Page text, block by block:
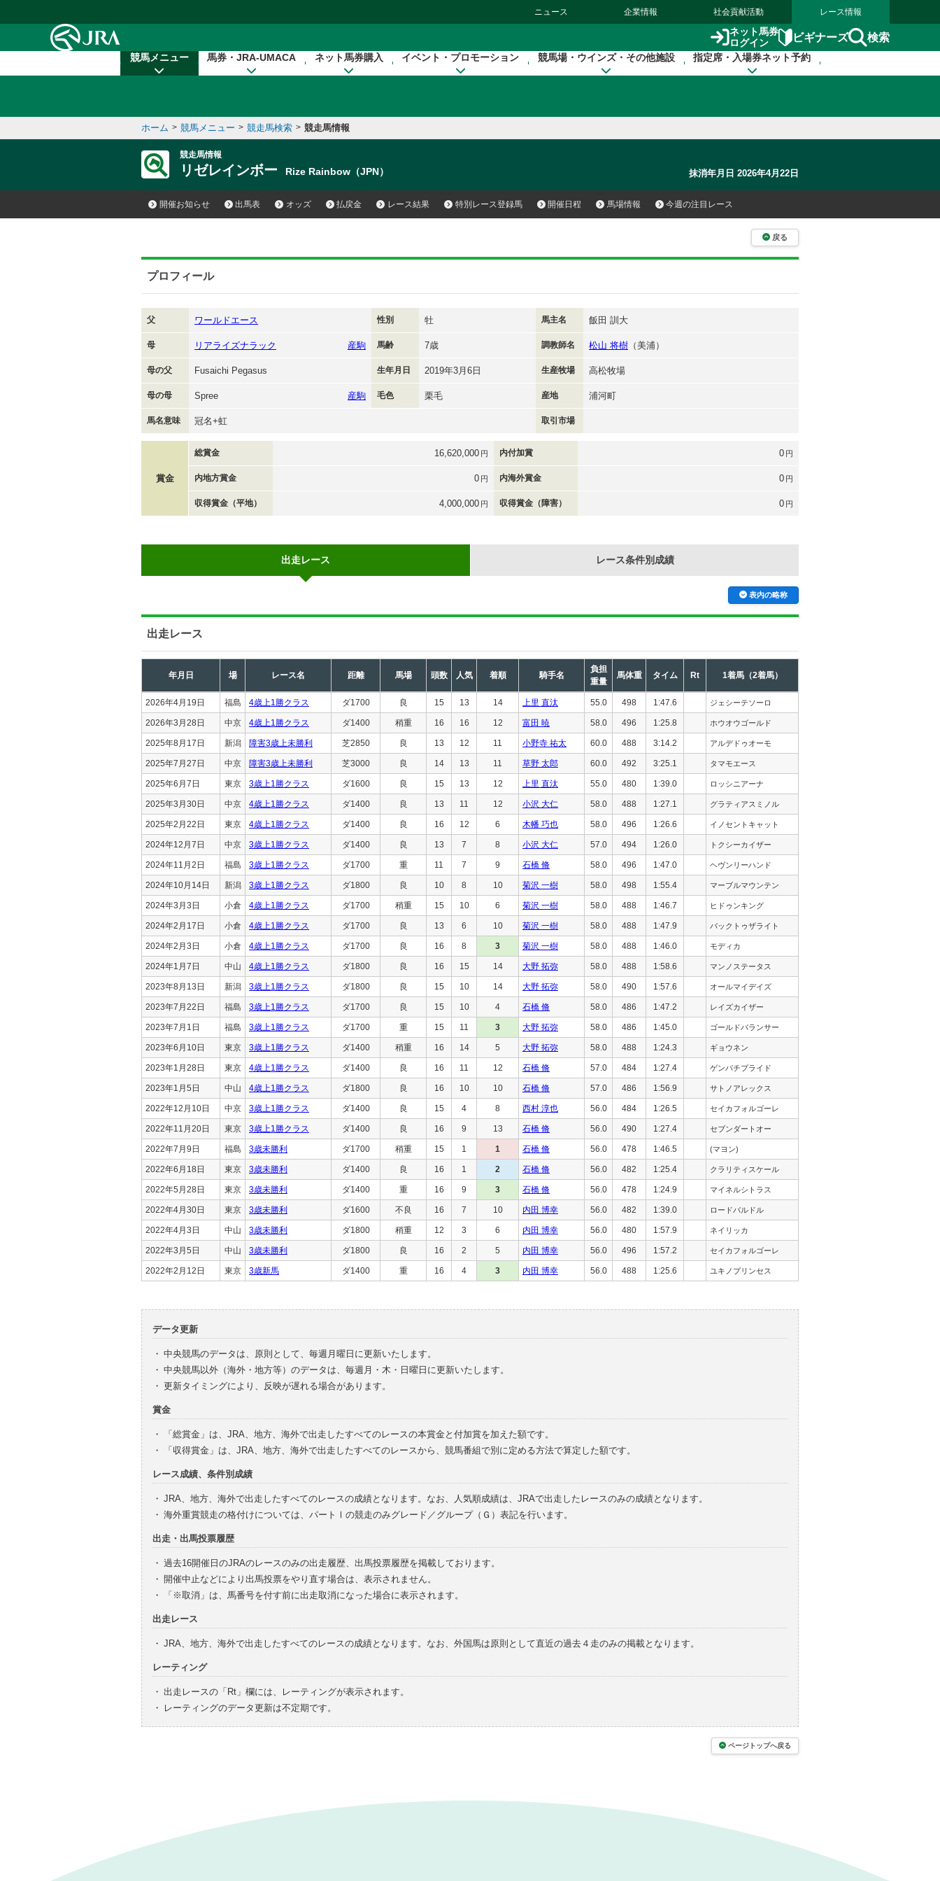
ニュース 企業情報 社会貢献活動 レース情報
ネット馬券
ログイン
ビギナーズ 検索
競馬メニュー 馬券・JRA-UMACA ネット馬券購入 イベント・プロモーション 競馬場・ウインズ・その他施設 指定席・入場券ネット予約
ホーム > 競馬メニュー > 競走馬検索 > 競走馬情報
競走馬情報
リゼレインボー Rize Rainbow（JPN） 抹消年月日 2026年4月22日
開催お知らせ 出馬表 オッズ 払戻金 レース結果 特別レース登録馬 開催日程 馬場情報 今週の注目レース
戻る
プロフィール
父 ワールドエース 性別 牡 馬主名 飯田 訓大
母 リアライズナラック 産駒 馬齢 7歳 調教師名 松山 将樹 （美浦）
母の父 Fusaichi Pegasus 生年月日 2019年3月6日 生産牧場 高松牧場
母の母 Spree 産駒 毛色 栗毛 産地 浦河町
馬名意味 冠名+虹 取引市場
賞金
総賞金 16,620,000 円 内付加賞 0 円
内地方賞金 0 円 内海外賞金 0 円
収得賞金（平地） 4,000,000 円 収得賞金（障害） 0 円
出走レース レース条件別成績
表内の略称
出走レース
年月日 場 レース名 距離 馬場 頭数 人気 着順 騎手名
負担
重量
馬体重 タイム Rt 1着馬（2着馬）
2026年4月19日 福島 4歳上1勝クラス ダ1700 良 15 13 14 上里 直汰 55.0 498 1:47.6 ジェシーテソーロ
2026年3月28日 中京 4歳上1勝クラス ダ1400 稍重 16 16 12 富田 暁 58.0 496 1:25.8 ホウオウゴールド
2025年8月17日 新潟 障害3歳上未勝利 芝2850 良 13 12 11 小野寺 祐太 60.0 488 3:14.2 アルデドゥオーモ
2025年7月27日 中京 障害3歳上未勝利 芝3000 良 14 13 11 草野 太郎 60.0 492 3:25.1 タマモエース
2025年6月7日 東京 3歳上1勝クラス ダ1600 良 15 13 12 上里 直汰 55.0 480 1:39.0 ロッシニアーナ
2025年3月30日 中京 4歳上1勝クラス ダ1400 良 13 11 12 小沢 大仁 58.0 488 1:27.1 グラティアスミノル
2025年2月22日 東京 4歳上1勝クラス ダ1400 良 16 12 6 木幡 巧也 58.0 496 1:26.6 イノセントキャット
2024年12月7日 中京 3歳上1勝クラス ダ1400 良 13 7 8 小沢 大仁 57.0 494 1:26.0 トクシーカイザー
2024年11月2日 福島 3歳上1勝クラス ダ1700 重 11 7 9 石橋 脩 58.0 496 1:47.0 ヘヴンリーハンド
2024年10月14日 新潟 3歳上1勝クラス ダ1800 良 10 8 10 菊沢 一樹 58.0 498 1:55.4 マーブルマウンテン
2024年3月3日 小倉 4歳上1勝クラス ダ1700 稍重 15 10 6 菊沢 一樹 58.0 488 1:46.7 ヒドゥンキング
2024年2月17日 小倉 4歳上1勝クラス ダ1700 良 13 6 10 菊沢 一樹 58.0 488 1:47.9 バックトゥザライト
2024年2月3日 小倉 4歳上1勝クラス ダ1700 良 16 8 3 菊沢 一樹 58.0 488 1:46.0 モディカ
2024年1月7日 中山 4歳上1勝クラス ダ1800 良 16 15 14 大野 拓弥 58.0 488 1:58.6 マンノステータス
2023年8月13日 新潟 3歳上1勝クラス ダ1800 良 15 10 14 大野 拓弥 58.0 490 1:57.6 オールマイデイズ
2023年7月22日 福島 3歳上1勝クラス ダ1700 良 15 10 4 石橋 脩 58.0 486 1:47.2 レイズカイザー
2023年7月1日 福島 3歳上1勝クラス ダ1700 重 15 11 3 大野 拓弥 58.0 486 1:45.0 ゴールドバランサー
2023年6月10日 東京 3歳上1勝クラス ダ1400 稍重 16 14 5 大野 拓弥 58.0 488 1:24.3 ギョウネン
2023年1月28日 東京 4歳上1勝クラス ダ1400 良 16 11 12 石橋 脩 57.0 484 1:27.4 ゲンパチプライド
2023年1月5日 中山 4歳上1勝クラス ダ1800 良 16 10 10 石橋 脩 57.0 486 1:56.9 サトノアレックス
2022年12月10日 中京 3歳上1勝クラス ダ1400 良 15 4 8 西村 淳也 56.0 484 1:26.5 セイカフォルゴーレ
2022年11月20日 東京 3歳上1勝クラス ダ1400 良 16 9 13 石橋 脩 56.0 490 1:27.4 セブンダートオー
2022年7月9日 福島 3歳未勝利 ダ1700 稍重 15 1 1 石橋 脩 56.0 478 1:46.5 (マヨン)
2022年6月18日 東京 3歳未勝利 ダ1400 良 16 1 2 石橋 脩 56.0 482 1:25.4 クラリティスケール
2022年5月28日 東京 3歳未勝利 ダ1400 重 16 9 3 石橋 脩 56.0 478 1:24.9 マイネルシトラス
2022年4月30日 東京 3歳未勝利 ダ1600 不良 16 7 10 内田 博幸 56.0 482 1:39.0 ロードバルドル
2022年4月3日 中山 3歳未勝利 ダ1800 稍重 12 3 6 内田 博幸 56.0 480 1:57.9 ネイリッカ
2022年3月5日 中山 3歳未勝利 ダ1800 良 16 2 5 内田 博幸 56.0 496 1:57.2 セイカフォルゴーレ
2022年2月12日 東京 3歳新馬 ダ1400 重 16 4 3 内田 博幸 56.0 488 1:25.6 ユキノプリンセス
データ更新
・ 中央競馬のデータは、原則として、毎週月曜日に更新いたします。
・ 中央競馬以外（海外・地方等）のデータは、毎週月・木・日曜日に更新いたします。
・ 更新タイミングにより、反映が遅れる場合があります。
賞金
・
「総賞金」は、JRA、地方、海外で出走したすべてのレースの本賞金と付加賞を加えた額です。
・
「収得賞金」は、JRA、地方、海外で出走したすべてのレースから、競馬番組で別に定める方法で算定した額です。
レース成績、条件別成績
・ JRA、地方、海外で出走したすべてのレースの成績となります。なお、人気順成績は、JRAで出走したレースのみの成績となります。
・ 海外重賞競走の格付けについては、パートⅠの競走のみグレード／グループ（Ｇ）表記を行います。
出走・出馬投票履歴
・ 過去16開催日のJRAのレースのみの出走履歴、出馬投票履歴を掲載しております。
・ 開催中止などにより出馬投票をやり直す場合は、表示されません。
・
「※取消」は、馬番号を付す前に出走取消になった場合に表示されます。
出走レース
・ JRA、地方、海外で出走したすべてのレースの成績となります。なお、外国馬は原則として直近の過去４走のみの掲載となります。
レーティング
・ 出走レースの「Rt」欄には、レーティングが表示されます。
・
レーティングのデータ更新は不定期です。
ページトップへ戻る